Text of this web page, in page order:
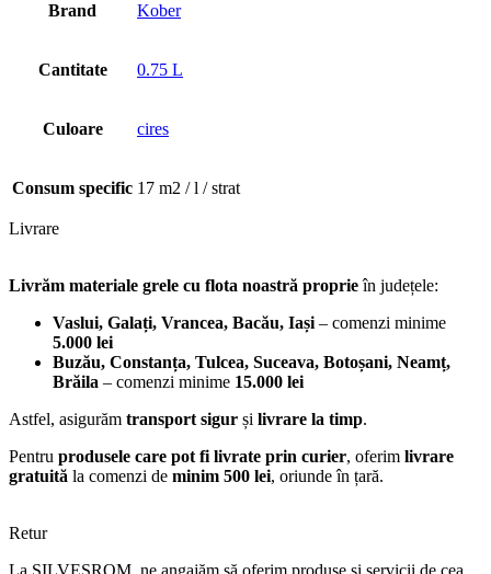
Brand Kober
Cantitate 0.75 L
Culoare cires
Consum specific 17 m2 / l / strat
Livrare
Livrăm materiale grele cu flota noastră proprieîn județele:
Vaslui, Galați, Vrancea, Bacău, Iași– comenzi minime
5.000 lei
Buzău, Constanța, Tulcea, Suceava, Botoșani, Neamț,
Brăila – comenzi minime 15.000 lei
Astfel, asigurăm transport sigur și livrare la timp.
Pentru produsele care pot fi livrate prin curier, oferim livrare
gratuită la comenzi de minim 500 lei, oriunde în țară.
Retur